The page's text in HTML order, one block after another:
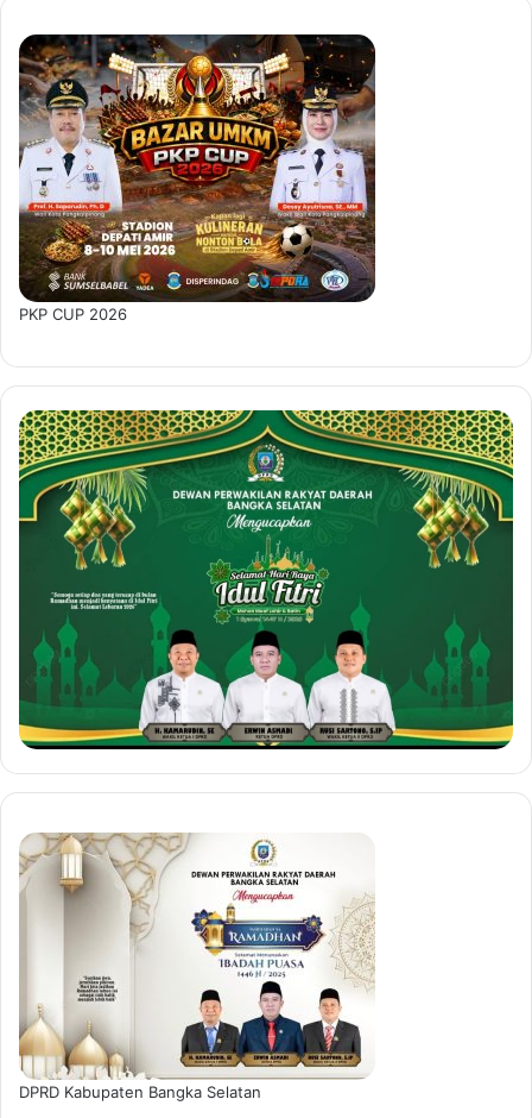
PKP CUP 2026
DPRD Kabupaten Bangka Selatan